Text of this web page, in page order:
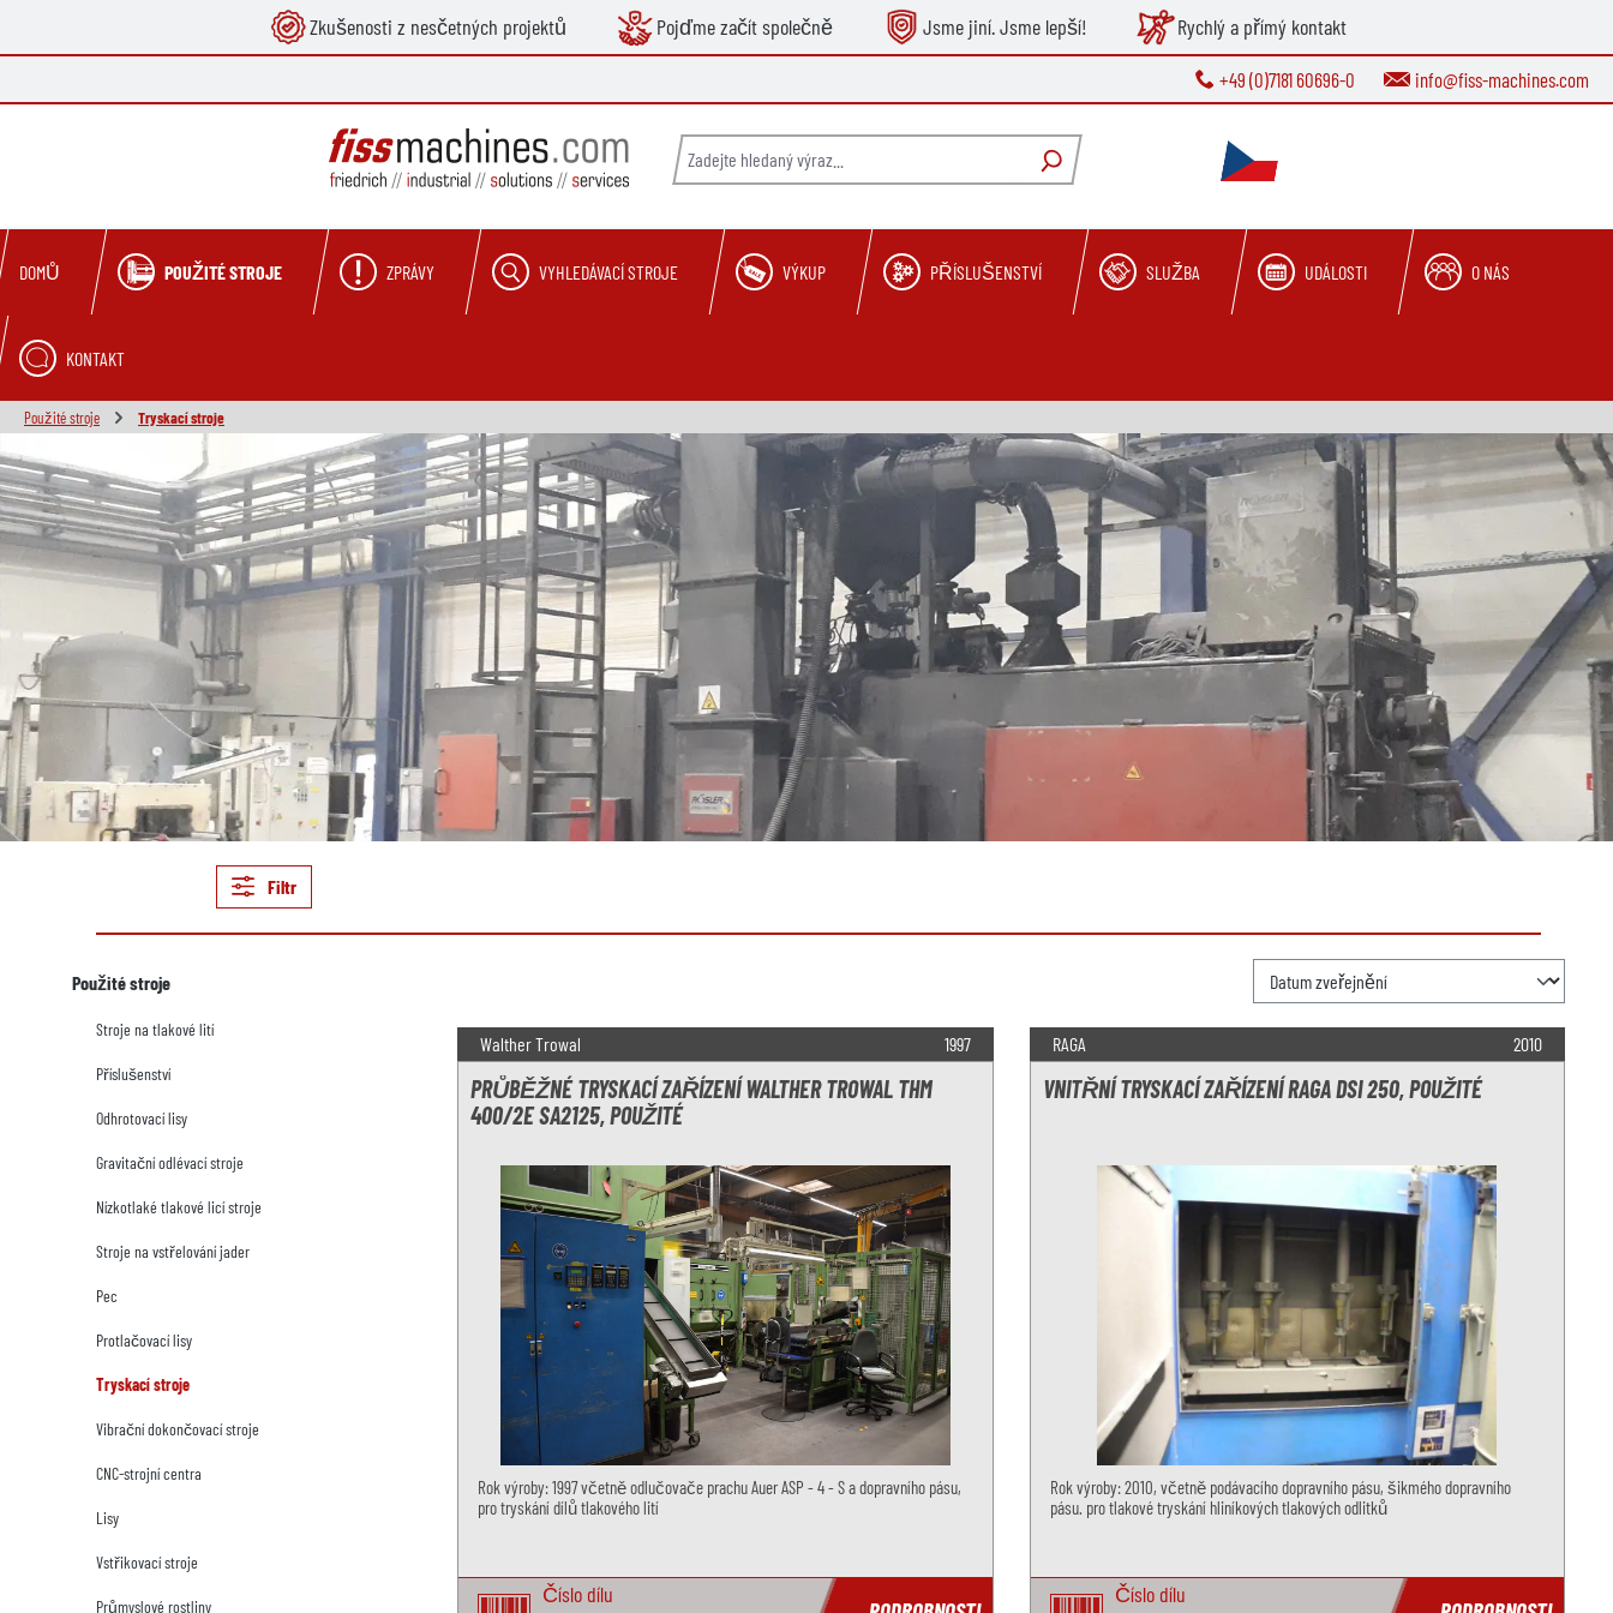
Přeskočit na hlavní navigaciZkušenosti z nesčetných projektů Pojďme začít společně Jsme jiní. Jsme lepší! Rychlý a přímý kontakt
+49 (0)7181 60696-0 info@fiss-machines.com
DOMŮ POUŽITÉ STROJE ZPRÁVY VYHLEDÁVACÍ STROJE VÝKUP PŘÍSLUŠENSTVÍ SLUŽBA UDÁLOSTI O NÁS
KONTAKT
Použité stroje Tryskací stroje
Filtr
Použité stroje
Stroje na tlakové lití
Příslušenství
Odhrotovací lisy
Gravitační odlévací stroje
Nízkotlaké tlakové licí stroje
Stroje na vstřelování jader
Pec
Protlačovací lisy
Tryskací stroje
Vibrační dokončovací stroje
CNC-strojní centra
Lisy
Vstřikovací stroje
Průmyslové rostliny
Walther Trowal 1997
PRŮBĚŽNÉ TRYSKACÍ ZAŘÍZENÍ WALTHER TROWAL THM
400/2E SA2125, POUŽITÉ
Rok výroby: 1997 včetně odlučovače prachu Auer ASP - 4 - S a dopravního pásu,
pro tryskání dílů tlakového lití
Číslo dílu
RAGA 2010
VNITŘNÍ TRYSKACÍ ZAŘÍZENÍ RAGA DSI 250, POUŽITÉ
Rok výroby: 2010, včetně podávacího dopravního pásu, šikmého dopravního
pásu. pro tlakové tryskání hliníkových tlakových odlitků
Číslo dílu